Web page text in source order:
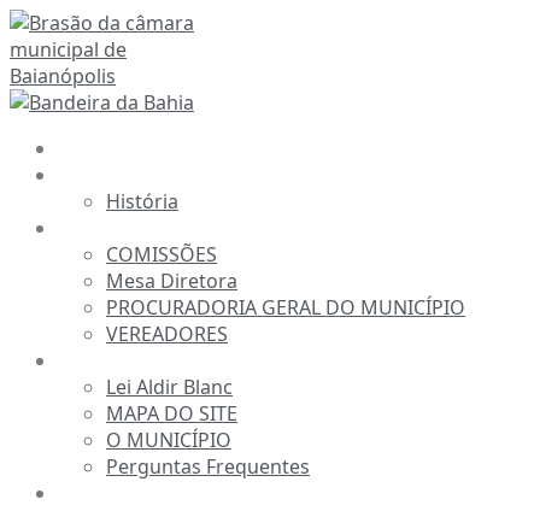
Ir
para
o
conteúdo
História
COMISSÕES
Mesa Diretora
PROCURADORIA GERAL DO MUNICÍPIO
VEREADORES
Lei Aldir Blanc
MAPA DO SITE
O MUNICÍPIO
Perguntas Frequentes